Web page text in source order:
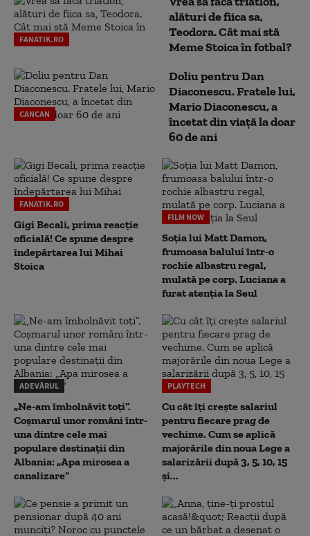
FANATIK.RO
alături de fiica sa,
Teodora. Cât mai stă
Meme Stoica în fotbal?
CANCAN
Doliu pentru Dan
Diaconescu. Fratele lui,
Mario Diaconescu, a
încetat din viață la doar
60 de ani
FANATIK.RO
Gigi Becali, prima reacție
oficială! Ce spune despre
îndepărtarea lui Mihai
Stoica
FILM NOW
Soția lui Matt Damon,
frumoasa balului într-o
rochie albastru regal,
mulată pe corp. Luciana a
furat atenția la Seul
ADEVĂRUL
„Ne-am îmbolnăvit toți”.
Coșmarul unor români într-
una dintre cele mai
populare destinații din
Albania: „Apa mirosea a
canalizare”
PLAYTECH
Cu cât îți crește salariul
pentru fiecare prag de
vechime. Cum se aplică
majorările din noua Lege a
salarizării după 3, 5, 10, 15
și...